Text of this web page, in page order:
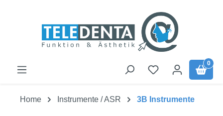
0
Home Instrumente / ASR 3B Instrumente